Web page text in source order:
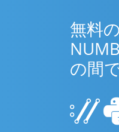
無料
の間